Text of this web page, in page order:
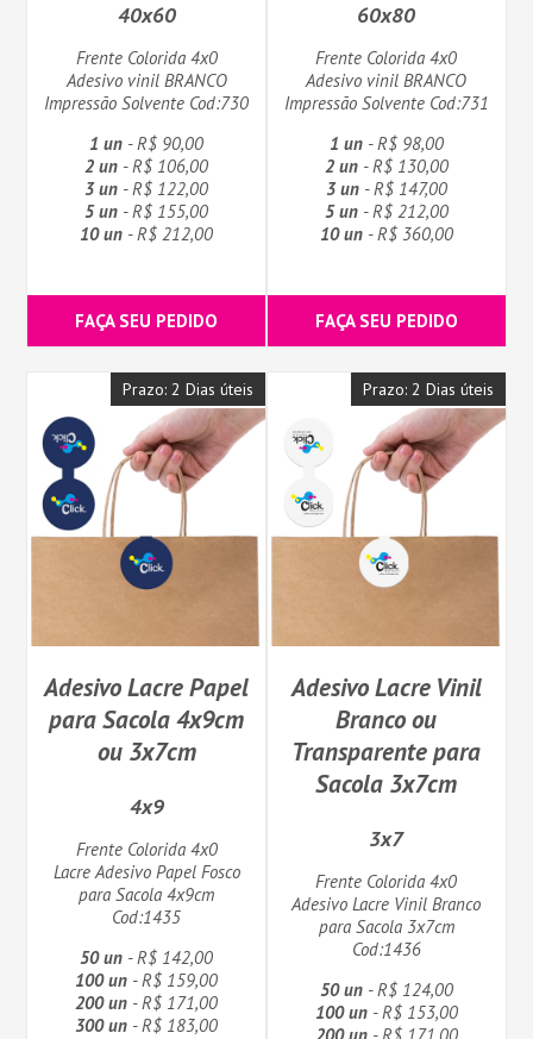
40x60
Frente Colorida 4x0
Adesivo vinil BRANCO
Impressão Solvente Cod:730
1 un - R$ 90,00
2 un - R$ 106,00
3 un - R$ 122,00
5 un - R$ 155,00
10 un - R$ 212,00
FAÇA SEU PEDIDO
60x80
Frente Colorida 4x0
Adesivo vinil BRANCO
Impressão Solvente Cod:731
1 un- R$ 98,00
2 un- R$ 130,00
3 un- R$ 147,00
5 un- R$ 212,00
10 un- R$ 360,00
FAÇA SEU PEDIDO
Prazo: 2 Dias úteis
Adesivo Lacre Papel
para Sacola 4x9cm
ou 3x7cm
4x9
Frente Colorida 4x0
Lacre Adesivo Papel Fosco
para Sacola 4x9cm
Cod:1435
50 un - R$ 142,00
100 un - R$ 159,00
200 un - R$ 171,00
300 un - R$ 183,00
Prazo: 2 Dias úteis
Adesivo Lacre Vinil
Branco ou
Transparente para
Sacola 3x7cm
3x7
Frente Colorida 4x0
Adesivo Lacre Vinil Branco
para Sacola 3x7cm
Cod:1436
50 un- R$ 124,00
100 un- R$ 153,00